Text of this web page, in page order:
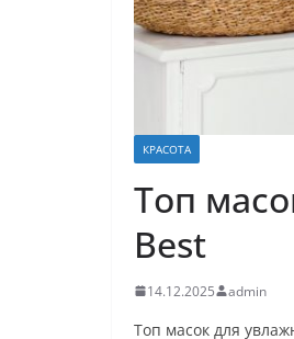
КРАСОТА
Топ
Best
14.12.2025 admin
Топ масок для